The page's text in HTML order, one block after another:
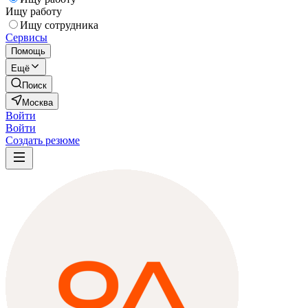
Ищу работу
Ищу сотрудника
Сервисы
Помощь
Ещё
Поиск
Москва
Войти
Войти
Создать резюме